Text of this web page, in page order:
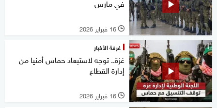
في مارس
l 16 فبراير 2026
غرفة الأخبار
غزة.. توجه لاستبعاد حماس أمنيا من
إدارة القطاع
l 16 فبراير 2026